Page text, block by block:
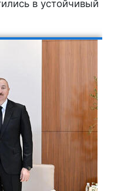
в устойчивый